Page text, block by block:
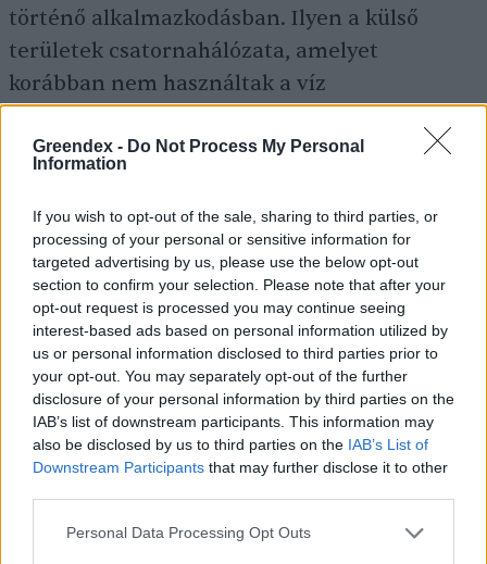
Greendex - Do Not Process My Personal
Information
If you wish to opt-out of the sale, sharing to third parties, or
processing of your personal or sensitive information for
targeted advertising by us, please use the below opt-out
section to confirm your selection. Please note that after your
opt-out request is processed you may continue seeing
interest-based ads based on personal information utilized by
us or personal information disclosed to third parties prior to
your opt-out. You may separately opt-out of the further
disclosure of your personal information by third parties on the
IAB’s list of downstream participants. This information may
also be disclosed by us to third parties on the IAB’s List of
Downstream Participants that may further disclose it to other
Personal Data Processing Opt Outs
történő alkalmazkodásban. Ilyen a külső
területek csatornahálózata, amelyet
korábban nem használtak a víz
vagyis a szürkevizet eddig a főcsatornába
projekt keretében az egyik csatornát többcélú
vízvisszatartó mérnöki szerkezetek révén a
víz visszatartása érdekében átalakítottuk.
Felfelé irányuló, valamint lefelé irányuló
áramlásszabályozó vízvisszatartó mérnöki
szerkezet épült. A település ivóvíz- és
szennyvíztisztító telepeiről kikerülő tisztított
vizet korábban nem tartották vissza, és nem
szivárogtatták be a talajba az alacsony
talajvíz feltöltésére. A falu lakóövezetének
szélén szürkevíz-visszatartási intézkedéseket